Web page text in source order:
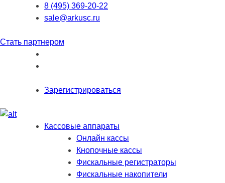
8 (495) 369-20-22
sale@arkusc.ru
Стать партнером
Зарегистрироваться
Кассовые аппараты
Онлайн кассы
Кнопочные кассы
Фискальные регистраторы
Фискальные накопители